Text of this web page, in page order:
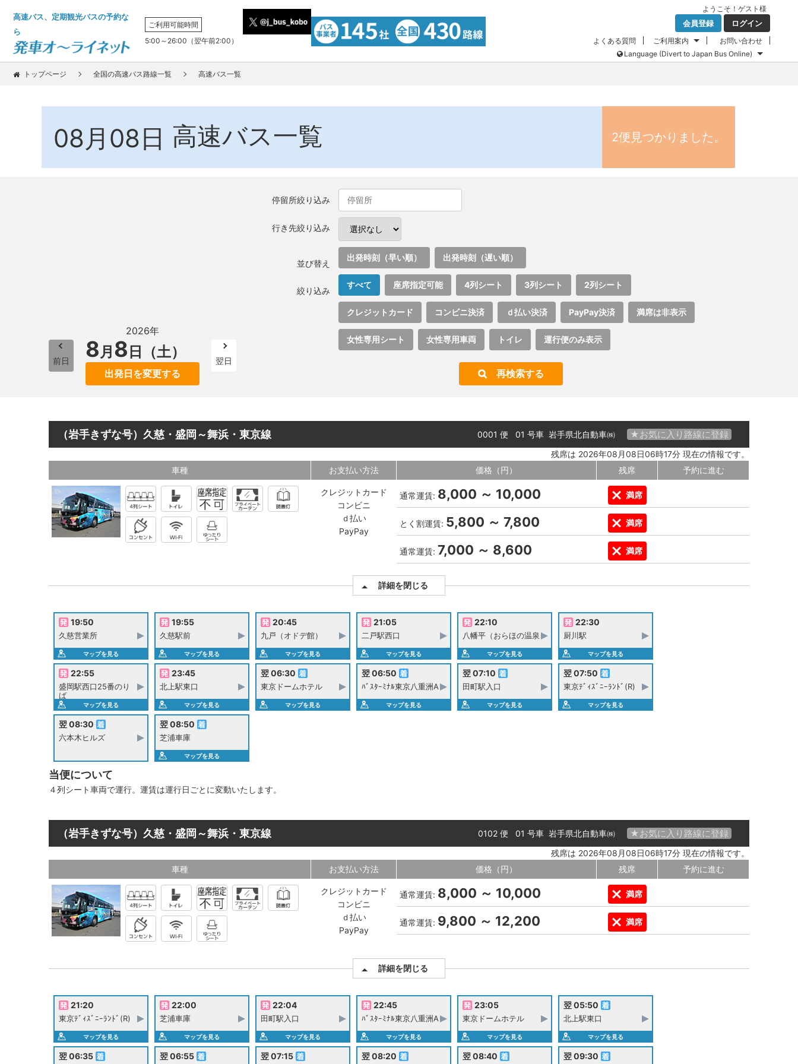
高速バス、定期観光バスの予約な
ら
ご利用可能時間
5:00～26:00（翌午前2:00）
ようこそ！ ゲスト 様
会員登録 ログイン
よくある質問 ご利用案内
お問い合わせ
Language (Divert to Japan Bus Online)
トップページ 全国の高速バス路線一覧 高速バス一覧
08月08日 高速バス一覧 2便見つかりました。
前日
2026年
8月 8 日（土）
出発日を変更する
翌日
停留所絞り込み
行き先絞り込み
並び替え
出発時刻（早い順） 出発時刻（遅い順）
絞り込み
すべて 座席指定可能 4列シート 3列シート 2列シート
クレジットカード コンビニ決済 ｄ払い決済 PayPay決済 満席は非表示
女性専用シート 女性専用車両 トイレ 運行便のみ表示
再検索する
★お気に入り路線に登録
（岩手きずな号）久慈・盛岡～舞浜・東京線 0001 便 01 号車 岩手県北自動車㈱
残席は 2026年08月08日06時17分 現在の情報です。
車種 お支払い方法
クレジットカード
コンビニ
ｄ払い
PayPay
価格（円） 残席 予約に進む
通常運賃: 8,000 ～ 10,000 満席
とく割運賃: 5,800 ～ 7,800 満席
通常運賃: 7,000 ～ 8,600 満席
詳細を閉じる
19:50
久慈営業所
マップを見る
19:55
久慈駅前
マップを見る
20:45
九戸（オドデ館）
マップを見る
21:05
二戸駅西口
マップを見る
22:10
八幡平（おらほの温泉
マップを見る
22:30
厨川駅
マップを見る
22:55
盛岡駅西口25番のり
ば
マップを見る
23:45
北上駅東口
マップを見る
翌 06:30
東京ドームホテル
マップを見る
翌 06:50
ﾊﾞｽﾀｰﾐﾅﾙ東京八重洲A
マップを見る
翌 07:10
田町駅入口
マップを見る
翌 07:50
東京ﾃﾞｨｽﾞﾆｰﾗﾝﾄﾞ(R)
マップを見る
翌 08:30
六本木ヒルズ
翌 08:50
芝浦車庫
マップを見る
当便について
４列シート車両で運行。運賃は運行日ごとに変動いたします。
★お気に入り路線に登録
（岩手きずな号）久慈・盛岡～舞浜・東京線 0102 便 01 号車 岩手県北自動車㈱
残席は 2026年08月08日06時17分 現在の情報です。
車種 お支払い方法
クレジットカード
コンビニ
ｄ払い
PayPay
価格（円） 残席 予約に進む
通常運賃: 8,000 ～ 10,000 満席
通常運賃: 9,800 ～ 12,200 満席
詳細を閉じる
21:20
東京ﾃﾞｨｽﾞﾆｰﾗﾝﾄﾞ(R)
マップを見る
22:00
芝浦車庫
マップを見る
22:04
田町駅入口
マップを見る
22:45
ﾊﾞｽﾀｰﾐﾅﾙ東京八重洲A
マップを見る
23:05
東京ドームホテル
マップを見る
翌 05:50
北上駅東口
マップを見る
翌 06:35 翌 06:55 翌 07:15 翌 08:20 翌 08:40 翌 09:30